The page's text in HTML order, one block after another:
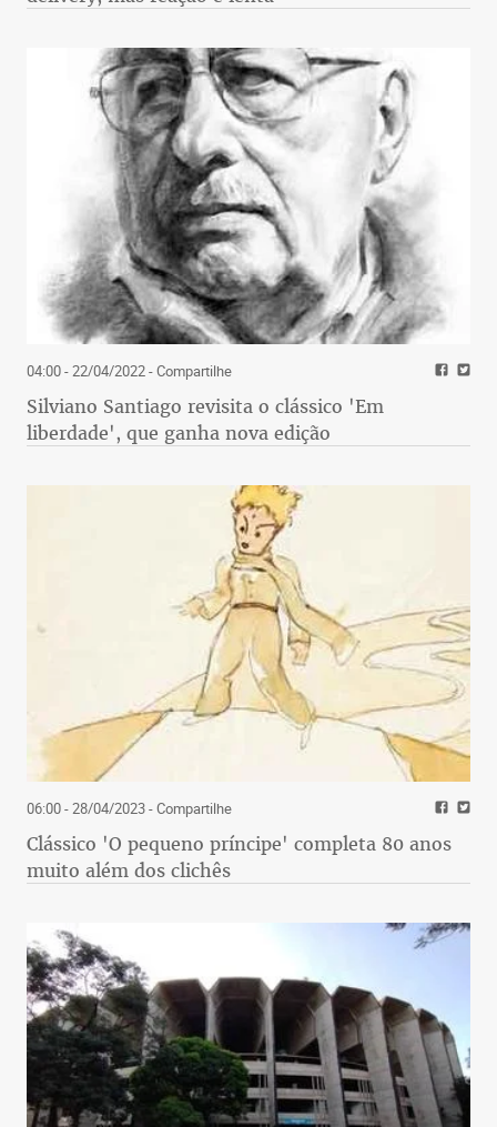
04:00 - 22/04/2022- Compartilhe
Silviano Santiago revisita o clássico 'Em
liberdade', que ganha nova edição
06:00 - 28/04/2023- Compartilhe
Clássico 'O pequeno príncipe' completa 80 anos
muito além dos clichês